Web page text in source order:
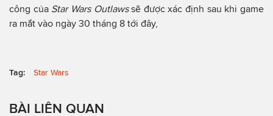
công của Star Wars Outlawssẽ được xác định sau khi game
ra mắt vào ngày 30 tháng 8 tới đây,
Tag: Star Wars
BÀI LIÊN QUAN